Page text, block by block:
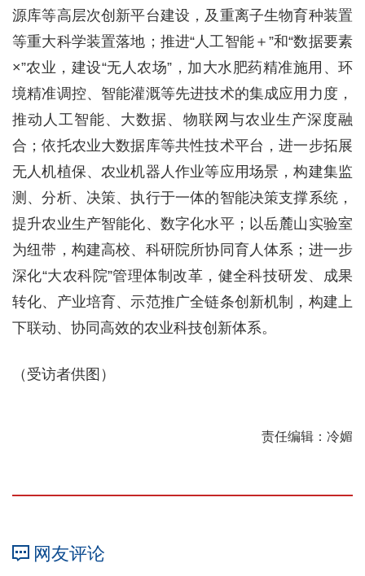
源库等高层次创新平台建设，及重离子生物育种装置
等重大科学装置落地；推进“人工智能＋”和“数据要素
×”农业，建设“无人农场”，加大水肥药精准施用、环
境精准调控、智能灌溉等先进技术的集成应用力度，
推动人工智能、大数据、物联网与农业生产深度融
合；依托农业大数据库等共性技术平台，进一步拓展
无人机植保、农业机器人作业等应用场景，构建集监
测、分析、决策、执行于一体的智能决策支撑系统，
提升农业生产智能化、数字化水平；以岳麓山实验室
为纽带，构建高校、科研院所协同育人体系；进一步
深化“大农科院”管理体制改革，健全科技研发、成果
转化、产业培育、示范推广全链条创新机制，构建上
下联动、协同高效的农业科技创新体系。
（受访者供图）
责任编辑：冷媚
网友评论